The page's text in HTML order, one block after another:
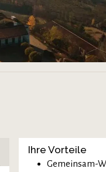
Ihre Vorteile
Gemeinsam-